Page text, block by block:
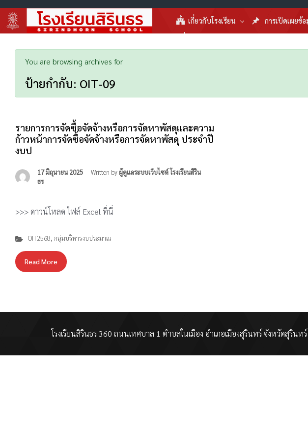
เกี่ยวกับโรงเรียน การเปิดเผยข้
You are browsing archives for
ป้ายกำกับ: OIT-09
รายการการจัดซื้อจัดจ้างหรือการจัดหาพัสดุและความ
ก้าวหน้าการจัดซื้อจัดจ้างหรือการจัดหาพัสดุ ประจำปี
งบป
17 มิถุนายน 2025 Written byผู้ดูแลระบบเว็บไซต์ โรงเรียนสิริน
ธร
>>> ดาวน์โหลด ไฟล์ Excel ที่นี่
OIT2568, กลุ่มบริหารงบประมาณ
Read More
โรงเรียนสิรินธร 360 ถนนเทศบาล 1 ตำบลในเมือง อำเภอเมืองสุรินทร์ จังหวัดสุริ